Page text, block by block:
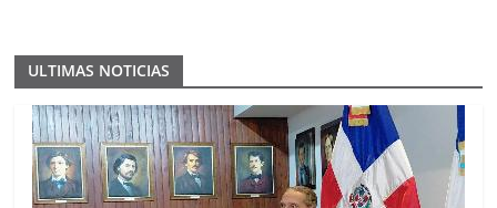
ULTIMAS NOTICIAS